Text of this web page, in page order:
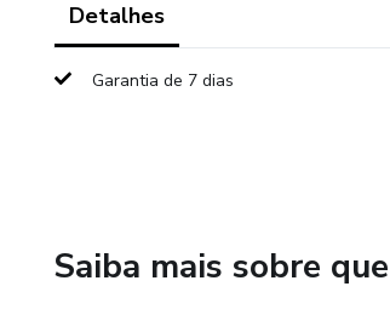
Detalhes
Garantia de 7 dias
Saiba mais sobre